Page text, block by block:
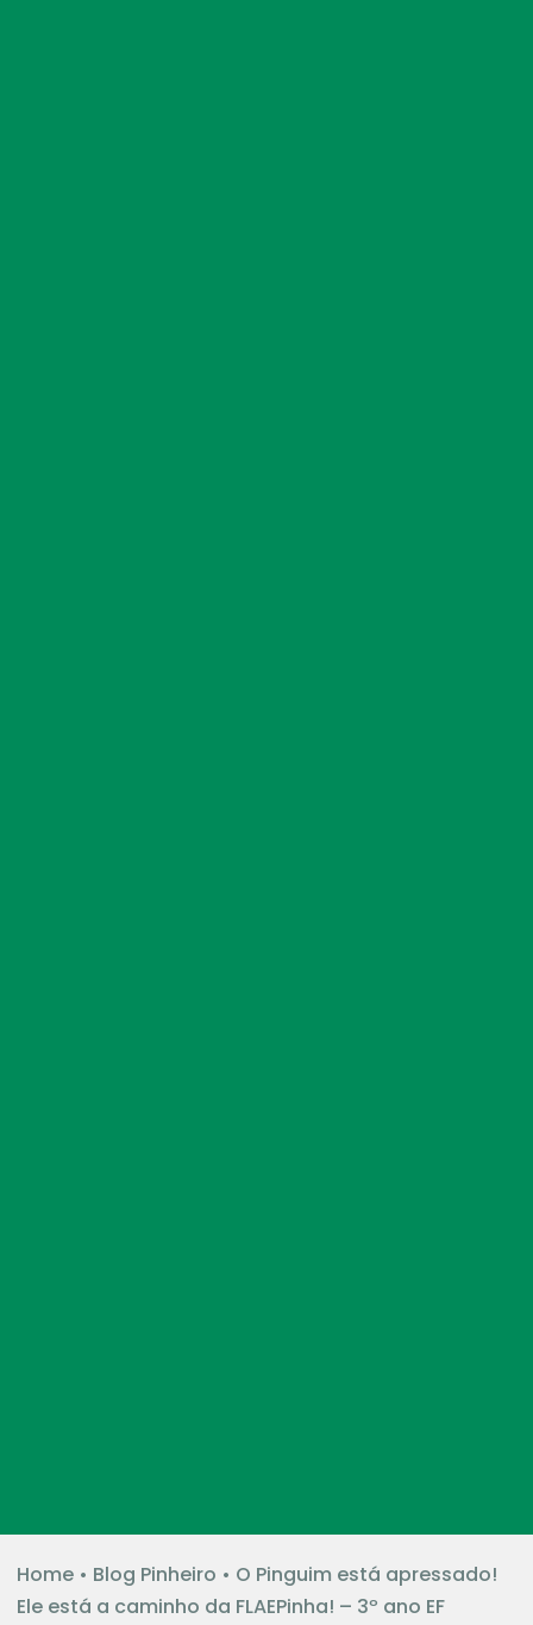
Home• Blog Pinheiro • O Pinguim está apressado!
Ele está a caminho da FLAEPinha! – 3º ano EF